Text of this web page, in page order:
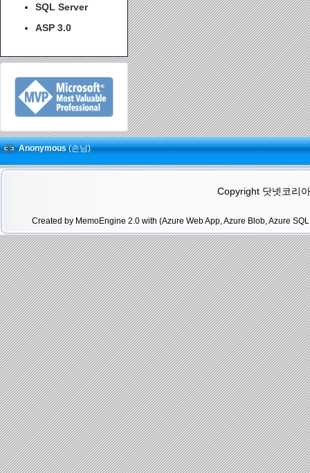
SQL Server
ASP 3.0
Anonymous(손님)
Copyright 닷넷코리
Created by MemoEngine 2.0 with (Azure Web App, Azure Blob, Azure